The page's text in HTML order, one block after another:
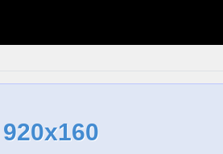
920x160